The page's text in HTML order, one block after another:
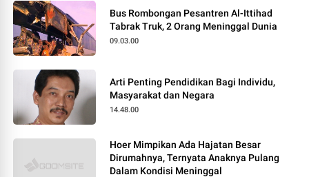
Bus Rombongan Pesantren Al-Ittihad
Tabrak Truk, 2 Orang Meninggal Dunia
09.03.00
Arti Penting Pendidikan Bagi Individu,
Masyarakat dan Negara
14.48.00
Hoer Mimpikan Ada Hajatan Besar
Dirumahnya, Ternyata Anaknya Pulang
Dalam Kondisi Meninggal